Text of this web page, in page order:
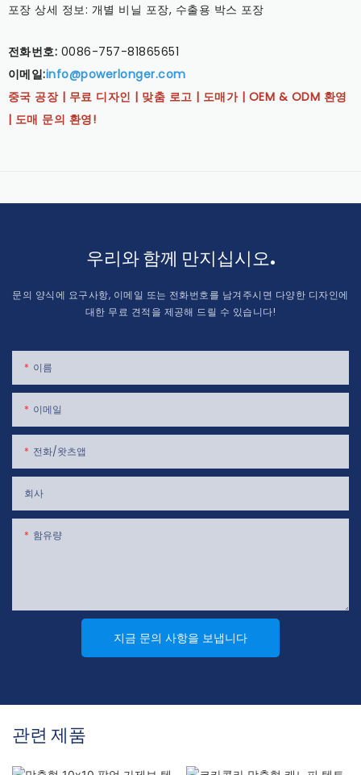
포장 상세 정보: 개별 비닐 포장, 수출용 박스 포장
전화번호: 0086-757-81865651
이메일:info@powerlonger.com
중국 공장 | 무료 디자인 | 맞춤 로고 | 도매가 | OEM & ODM 환영
| 도매 문의 환영!
우리와 함께 만지십시오.
문의 양식에 요구사항, 이메일 또는 전화번호를 남겨주시면 다양한 디자인에
대한 무료 견적을 제공해 드릴 수 있습니다!
이름
이메일
전화/왓츠앱
회사
함유량
지금 문의 사항을 보냅니다
관련 제품